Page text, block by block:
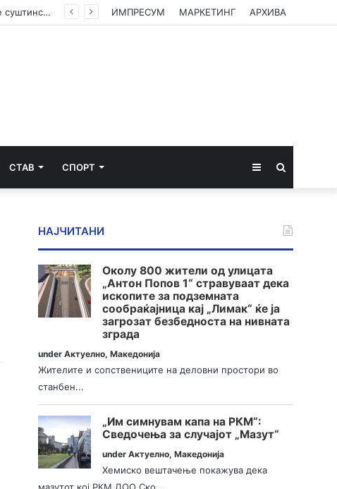
(ФОТО) Ахмети на средба со в.д. амбасадорката на САД: Американската поддршка е суштинска за зачувување на духот на Охридскиот договор ИМПРЕСУМ МАРКЕТИНГ АРХИВА
СТАВ СПОРТ Sidebar
НАЈЧИТАНИ
Околу 800 жители од улицата
„Антон Попов 1“ стравуваат дека
ископите за подземната
сообраќајница кај „Лимак“ ќе ја
загрозат безбедноста на нивната
зграда
underАктуелно,Македонија
Жителите и сопствениците на деловни простори во
станбен...
„Им симнувам капа на РКМ“:
Сведочења за случајот „Мазут“
underАктуелно,Македонија
Хемиско вештачење покажува дека